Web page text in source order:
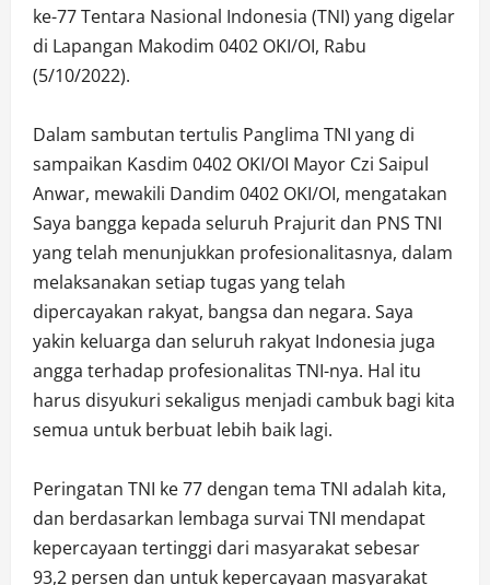
ke-77 Tentara Nasional Indonesia (TNI) yang digelar
di Lapangan Makodim 0402 OKI/OI, Rabu
(5/10/2022).
Dalam sambutan tertulis Panglima TNI yang di
sampaikan Kasdim 0402 OKI/OI Mayor Czi Saipul
Anwar, mewakili Dandim 0402 OKI/OI, mengatakan
Saya bangga kepada seluruh Prajurit dan PNS TNI
yang telah menunjukkan profesionalitasnya, dalam
melaksanakan setiap tugas yang telah
dipercayakan rakyat, bangsa dan negara. Saya
yakin keluarga dan seluruh rakyat Indonesia juga
angga terhadap profesionalitas TNI-nya. Hal itu
harus disyukuri sekaligus menjadi cambuk bagi kita
semua untuk berbuat lebih baik lagi.
Peringatan TNI ke 77 dengan tema TNI adalah kita,
dan berdasarkan lembaga survai TNI mendapat
kepercayaan tertinggi dari masyarakat sebesar
93,2 persen dan untuk kepercayaan masyarakat